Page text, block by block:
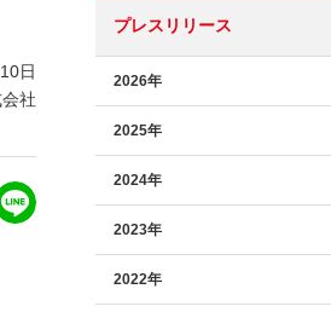
日
社
プレスリリース
2026年
2025年
2024年
2023年
2022年